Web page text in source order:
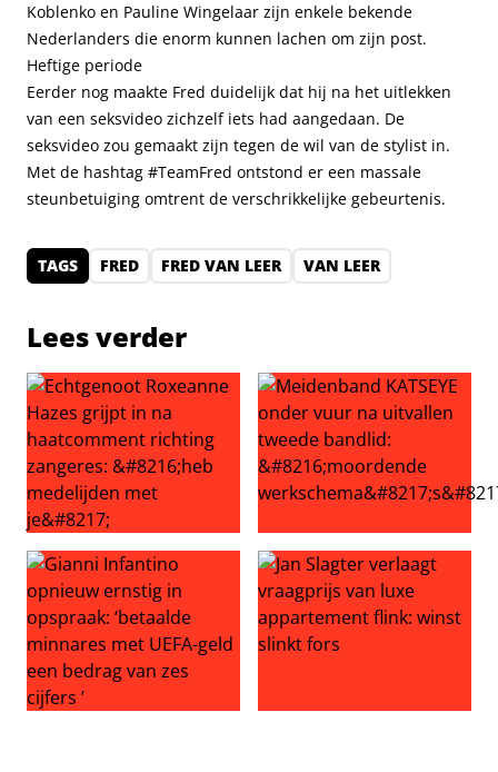
Koblenko en Pauline Wingelaar zijn enkele bekende
Nederlanders die enorm kunnen lachen om zijn post.
Heftige periode
Eerder nog maakte Fred duidelijk dat hij na het uitlekken
van een seksvideo zichzelf iets had aangedaan. De
seksvideo zou gemaakt zijn tegen de wil van de stylist in.
Met de hashtag #TeamFred ontstond er een massale
steunbetuiging omtrent de verschrikkelijke gebeurtenis.
TAGS FRED FRED VAN LEER VAN LEER
Lees verder
Echtgenoot Roxeanne Hazes grijpt in na haatcomment
Meidenband KATSEYE